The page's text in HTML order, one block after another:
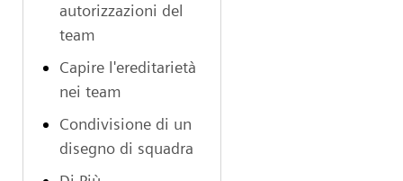
autorizzazioni del
team
Capire l'ereditarietà
nei team
Condivisione di un
disegno di squadra